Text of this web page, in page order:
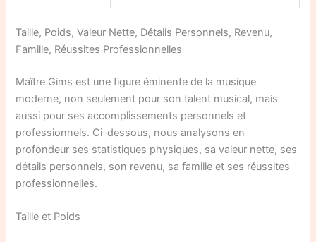
Taille, Poids, Valeur Nette, Détails Personnels, Revenu,
Famille, Réussites Professionnelles
Maître Gims est une figure éminente de la musique
moderne, non seulement pour son talent musical, mais
aussi pour ses accomplissements personnels et
professionnels. Ci-dessous, nous analysons en
profondeur ses statistiques physiques, sa valeur nette, ses
détails personnels, son revenu, sa famille et ses réussites
professionnelles.
Taille et Poids